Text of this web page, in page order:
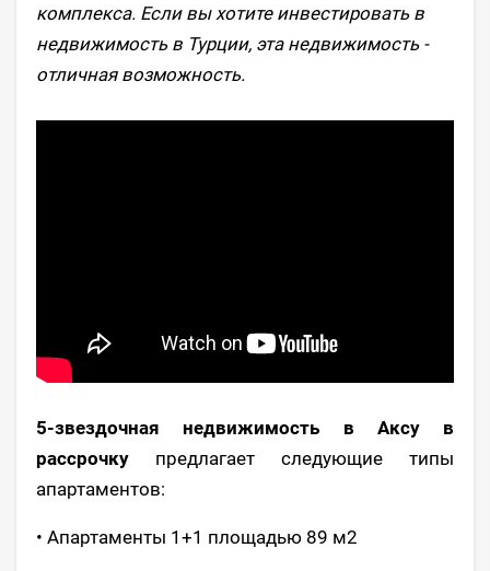
комплекса. Если вы хотите инвестировать в
недвижимость в Турции, эта недвижимость -
отличная возможность.
5-звездочная недвижимость в Аксу в
рассрочку предлагает следующие типы
апартаментов:
• Апартаменты 1+1 площадью 89 м2